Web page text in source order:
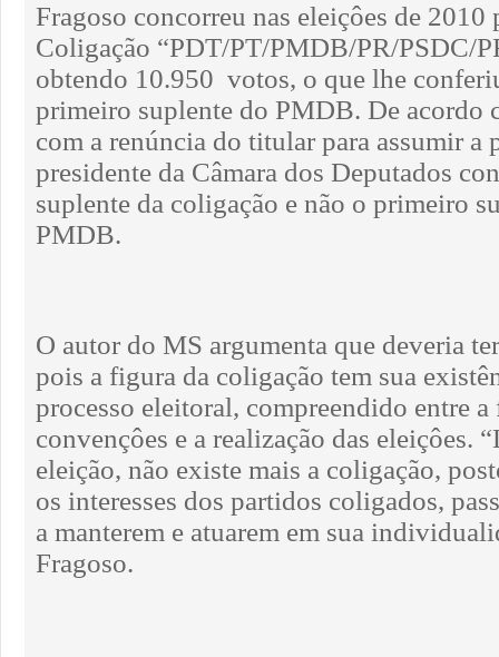
Fragoso concorreu nas eleiçôes de
Coligação “PDT/PT/PMDB/PR/PSDC/
obtendo 10.950 votos, o que lhe
primeiro suplente do PMDB. De acordo
com a renúncia do titular para assumir a
presidente da Câmara dos Deputados
suplente da coligação e não o primeiro
PMDB.
O autor do MS argumenta que deveria
pois a figura da coligação tem sua
processo eleitoral, compreendido entre a
convençôes e a realização das eleiçôes.
eleição, não existe mais a coligação,
os interesses dos partidos coligados,
a manterem e atuarem em sua
Fragoso.